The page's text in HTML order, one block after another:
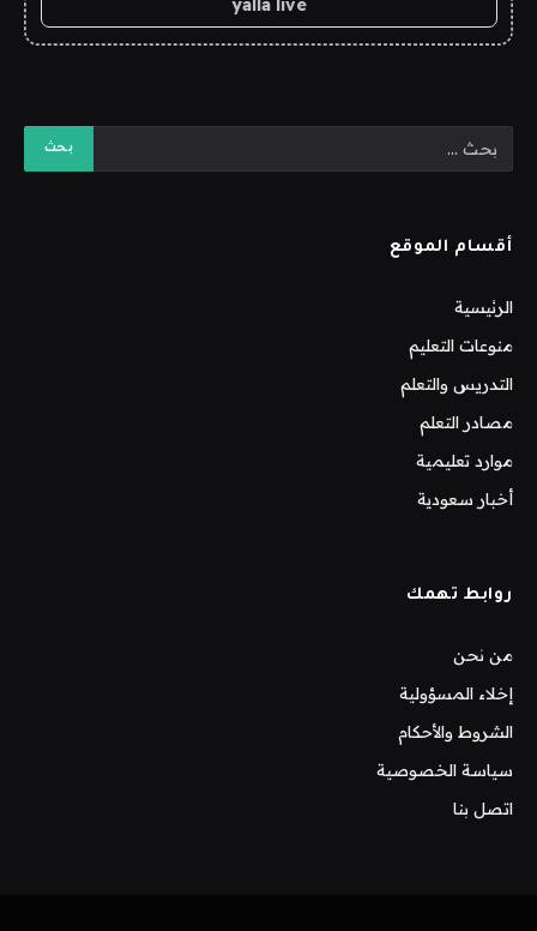
أقسام الموقع
الرئيسية
منوعات التعليم
التدريس والتعلم
مصادر التعلم
موارد تعليمية
أخبار سعودية
روابط تهمك
من نحن
إخلاء المسؤولية
الشروط والأحكام
سياسة الخصوصية
اتصل بنا